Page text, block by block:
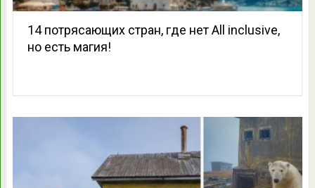
14 потрясающих стран, где нет All inclusive,
но есть магия!